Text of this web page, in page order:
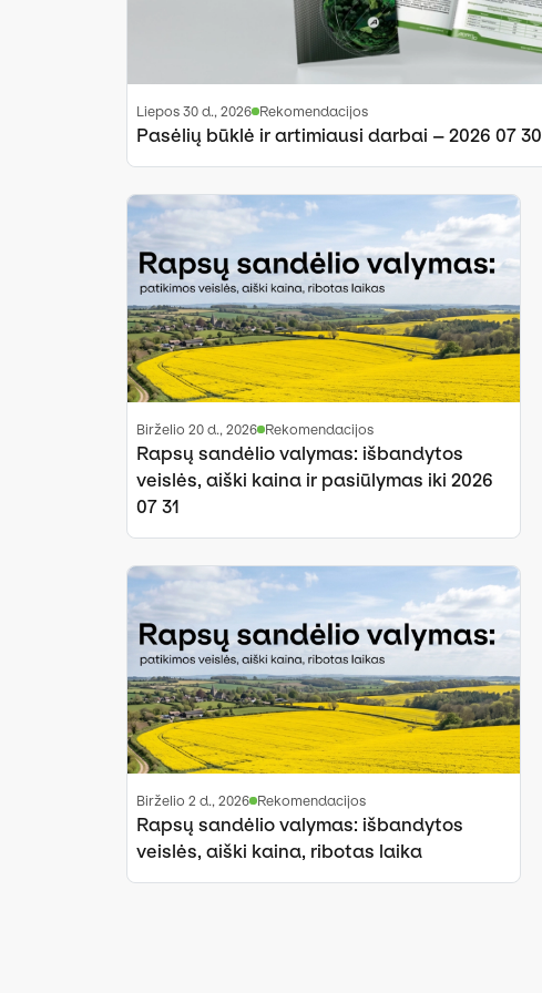
liepos 30 d., 2026 Rekomendacijos
Pasėlių būklė ir artimiausi darbai – 2026 07 30
birželio 20 d., 2026 Rekomendacijos
Rapsų sandėlio valymas: išbandytos
veislės, aiški kaina ir pasiūlymas iki 2026
07 31
birželio 2 d., 2026 Rekomendacijos
Rapsų sandėlio valymas: išbandytos
veislės, aiški kaina, ribotas laika